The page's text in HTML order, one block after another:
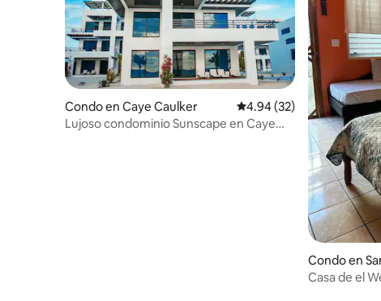
Condo en Caye Caulker Calificación promedio:
4.94 (32)
Lujoso condominio Sunscape en Caye
Condo en
Casa de el